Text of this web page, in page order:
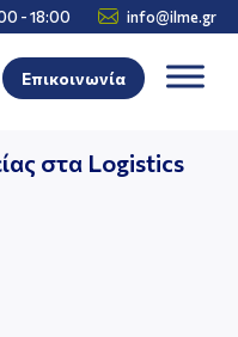
- 18:00  info@ilme.gr
Επικοινωνία
στα Logistics